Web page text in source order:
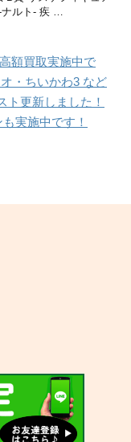
ルト- 疾 …
額買取実施中で
・ちいかわ3 など
ト更新しました！
実施中です！